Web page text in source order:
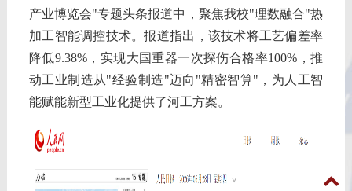
产业博览会"专题头条报道中，聚焦我校"理数融合"热
加工智能调控技术。报道指出，该技术将工艺偏差率
降低9.38%，实现大国重器一次探伤合格率100%，推
动工业制造从"经验制造"迈向"精密智算"，为人工智
能赋能新型工业化提供了河工方案。